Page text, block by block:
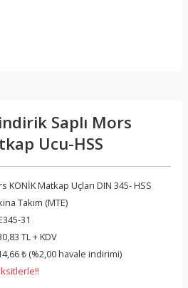
Saplı Mors
Ucu-HSS
KONİK Matkap Uçları DIN 345- HSS
Takım (MTE)
31
TL + KDV
₺ (%2,00 havale indirimi)